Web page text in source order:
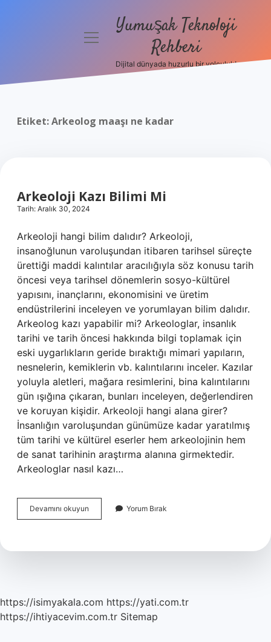
Politikası
menüyüYumuşak Teknoloji
Rehberi
Dijital dünyada huzurlu bir yolculuk!
Etiket:Arkeolog maaşı ne kadar
Arkeoloji Kazı Bilimi Mi
Tarih: Aralık 30, 2024
Arkeoloji hangi bilim dalıdır? Arkeoloji,
insanoğlunun varoluşundan itibaren tarihsel süreçte
ürettiği maddi kalıntılar aracılığıyla söz konusu tarih
öncesi veya tarihsel dönemlerin sosyo-kültürel
yapısını, inançlarını, ekonomisini ve üretim
endüstrilerini inceleyen ve yorumlayan bilim dalıdır.
Arkeolog kazı yapabilir mi? Arkeologlar, insanlık
tarihi ve tarih öncesi hakkında bilgi toplamak için
eski uygarlıkların geride bıraktığı mimari yapıların,
nesnelerin, kemiklerin vb. kalıntılarını inceler. Kazılar
yoluyla aletleri, mağara resimlerini, bina kalıntılarını
gün ışığına çıkaran, bunları inceleyen, değerlendiren
ve koruyan kişidir. Arkeoloji hangi alana girer?
İnsanlığın varoluşundan günümüze kadar yaratılmış
tüm tarihi ve kültürel eserler hem arkeolojinin hem
de sanat tarihinin araştırma alanına girmektedir.
Arkeologlar nasıl kazı…
Devamını okuyun Arkeoloji
Kazı
Yorum Bırak
https://isimyakala.com https://yati.com.tr
https://ihtiyacevim.com.tr Sitemap